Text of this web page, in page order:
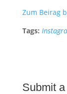
Zum Beirag
Tags:
Submit